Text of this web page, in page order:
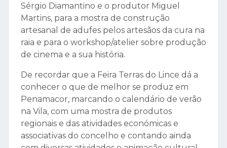
Sérgio Diamantino e o produtor Miguel
Martins, para a mostra de construção
artesanal de adufes pelos artesãos da cura na
raia e para o workshop/atelier sobre produção
de cinema e a sua história.
De recordar que a Feira Terras do Lince dá a
conhecer o que de melhor se produz em
Penamacor, marcando o calendário de verão
na Vila, com uma mostra de produtos
regionais e das atividades económicas e
associativas do concelho e contando ainda